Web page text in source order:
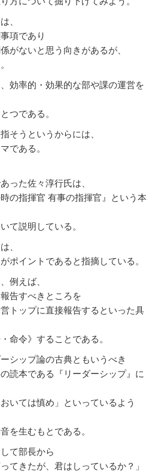
、
項であり
がないと思う向きがあるが、
効率的・効果的な部や課の運営を
つである。
そうというからには、
である。
った佐々淳行氏は、
の指揮官 有事の指揮官』という本
て説明している。
、
ポイントであると指摘している。
例えば、
告すべきところを
トップに直接報告するといった具
命令》することである。
シップ論の古典ともいうべき
読本である『リーダーシップ』に
いては慎め」といっているよう
を生むもとである。
て部長から
てきたが、君はしっているか？」